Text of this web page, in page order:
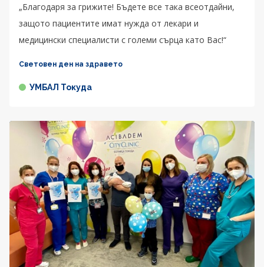
„Благодаря за грижите! Бъдете все така всеотдайни,
защото пациентите имат нужда от лекари и
медицински специалисти с големи сърца като Вас!“
Световен ден на здравето
УМБАЛ Токуда